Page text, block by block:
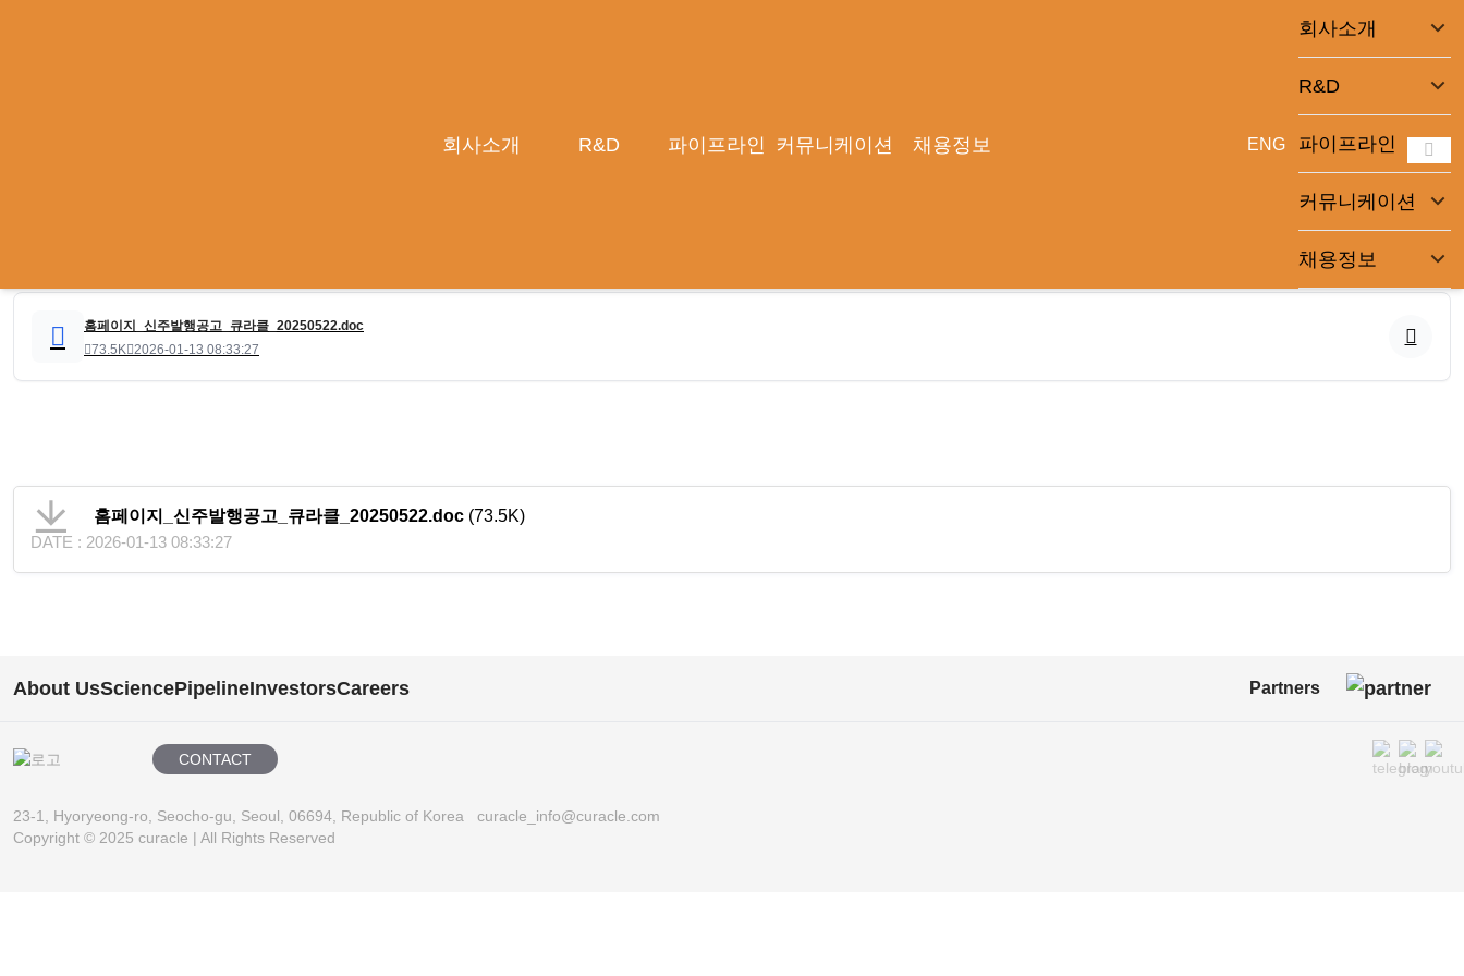
회사소개 R&D 파이프라인 커뮤니케이션 채용정보 ENG
회사소개
R&D
파이프라인
커뮤니케이션
채용정보
홈페이지_신주발행공고_큐라클_20250522.doc
73.5K 2026-01-13 08:33:27
홈페이지_신주발행공고_큐라클_20250522.doc (73.5K)
DATE : 2026-01-13 08:33:27
About UsSciencePipelineInvestorsCareers Partners
CONTACT
23-1, Hyoryeong-ro, Seocho-gu, Seoul, 06694, Republic of Korea
curacle_info@curacle.com
Copyright © 2025 curacle | All Rights Reserved